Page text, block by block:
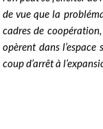
de vue que la
cadres de
opèrent dans
coup d’arrêt à